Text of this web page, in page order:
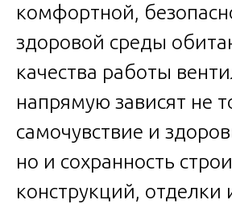
комфортной,
здоровой среды
качества работы
напрямую зависят не
самочувствие и
но и сохранность
конструкций, отделки